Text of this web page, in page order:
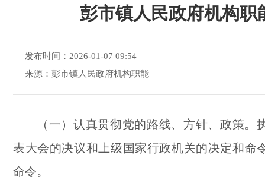
彭市镇人民政府机构职
发布时间：2026-01-07 09:54
来源：彭市镇人民政府机构职能
（一）认真贯彻党的路线、方针、政策。
表大会的决议和上级国家行政机关的决定和命
命令。